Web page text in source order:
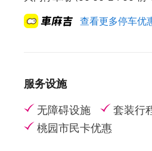
查看更多停车优
服务设施
无障碍设施 套装行
桃园市民卡优惠